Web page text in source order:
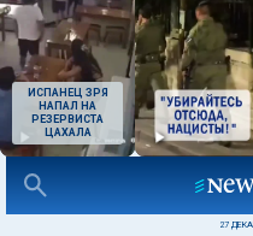
ИСПАНЕЦ ЗРЯ
НАПАЛ НА
РЕЗЕРВИСТА
ЦАХАЛА
27